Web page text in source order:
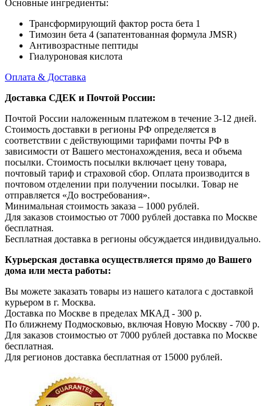
Основные ингредиенты:
Трансформирующий фактор роста бета 1
Тимозин бета 4 (запатентованная формула JMSR)
Антивозрастные пептиды
Гиалуроновая кислота
Оплата & Доставка
Доставка СДЕК и Почтой России:
Почтой России наложенным платежом в течение 3-12 дней.
Стоимость доставки в регионы РФ определяется в
соответствии с действующими тарифами почты РФ в
зависимости от Вашего местонахождения, веса и объема
посылки. Стоимость посылки включает цену товара,
почтовый тариф и страховой сбор. Оплата производится в
почтовом отделении при получении посылки. Товар не
отправляется «До востребования».
Минимальная стоимость заказа – 1000 рублей.
Для заказов стоимостью от 7000 рублей доставка по Москве
бесплатная.
Бесплатная доставка в регионы обсуждается индивидуально.
Курьерская доставка осуществляется прямо до Вашего
дома или места работы:
Вы можете заказать товары из нашего каталога с доставкой
курьером в г. Москва.
Доставка по Москве в пределах МКАД - 300 р.
По ближнему Подмосковью, включая Новую Москву - 700 р.
Для заказов стоимостью от 7000 рублей доставка по Москве
бесплатная.
Для регионов доставка бесплатная от 15000 рублей.